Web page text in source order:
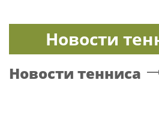
Новости
Новости тенниса